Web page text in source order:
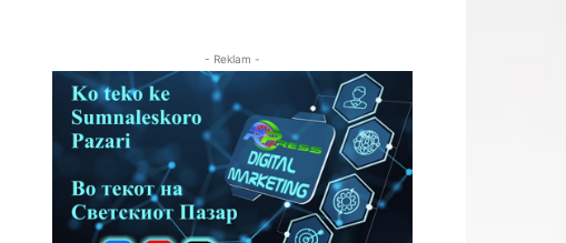
- Reklam -